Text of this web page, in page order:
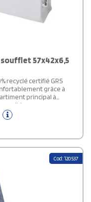
57x42x6,5
recyclé certifié GRS
grâce à
principal à
pour ce sac
garantit que
est transparente
assure
résistance allant jusqu'à
Cod: 120537